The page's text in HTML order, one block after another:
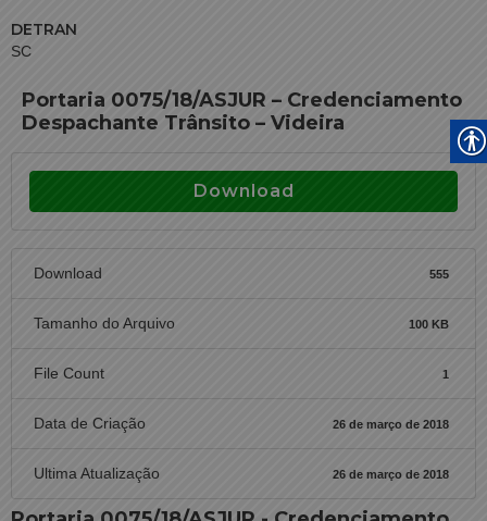
DETRAN
SC
Portaria 0075/18/ASJUR – Credenciamento
Despachante Trânsito – Videira
Download
Download 555
Tamanho do Arquivo 100 KB
File Count 1
Data de Criação 26 de março de 2018
Ultima Atualização 26 de março de 2018